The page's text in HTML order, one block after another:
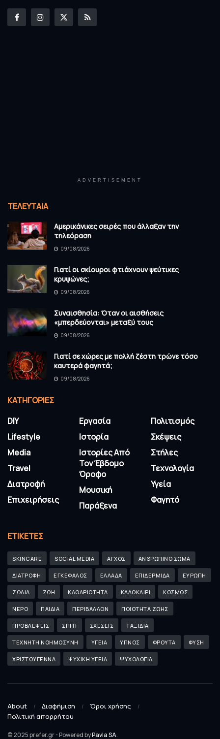
ADVERTISEMENT
ΤΕΛΕΥΤΑΊΑ
Αμερικάνικες σειρές που άλλαξαν την
τηλεόραση
09/08/2026
Γιατί οι σκίουροι φτιάχνουν ψεύτικες
κρυψώνες;
09/08/2026
Συναισθησία: Όταν οι αισθήσεις
«μπερδεύονται» μεταξύ τους
09/08/2026
Γιατί σε χώρες με πολλή ζέστη τρώνε τόσο
καυτερά φαγητά;
09/08/2026
KΑΤΗΓΟΡΊΕΣ
DIY
Lifestyle
Media
Travel
Διατροφή
Επιχειρήσεις
Εργασία
Ιστορία
Ιστορίες Από
Τον Έβδομο
Όροφο
Μουσική
Παράξενα
Πολιτισμός
Σκέψεις
Στήλες
Τεχνολογία
Υγεία
Φαγητό
ΕΤΙΚΈΤΕΣ
SKINCARE SOCIAL MEDIA ΑΓΧΟΣ ΑΝΘΡΩΠΙΝΟ ΣΩΜΑ
ΔΙΑΤΡΟΦΗ ΕΓΚΕΦΑΛΟΣ ΕΛΛΑΔΑ ΕΠΙΔΕΡΜΙΔΑ ΕΥΡΩΠΗ
ΖΩΔΙΑ ΖΩΗ ΚΑΘΑΡΙΟΤΗΤΑ ΚΑΛΟΚΑΙΡΙ ΚΟΣΜΟΣ
ΝΕΡΟ ΠΑΙΔΙΑ ΠΕΡΙΒΑΛΛΟΝ ΠΟΙΟΤΗΤΑ ΖΩΗΣ
ΠΡΟΒΛΕΨΕΙΣ ΣΠΙΤΙ ΣΧΕΣΕΙΣ ΤΑΞΙΔΙΑ
ΤΕΧΝΗΤΗ ΝΟΗΜΟΣΥΝΗ ΥΓΕΙΑ ΥΠΝΟΣ ΦΡΟΥΤΑ ΦΥΣΗ
ΧΡΙΣΤΟΥΓΕΝΝΑ ΨΥΧΙΚΗ ΥΓΕΙΑ ΨΥΧΟΛΟΓΙΑ
About Διαφήμιση
Όροι χρήσης
Πολιτική απορρήτου
© 2025 prefer.gr - Powered byPavla SA.